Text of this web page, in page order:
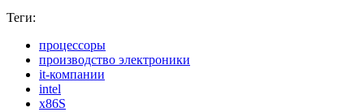
Теги:
процессоры
производство электроники
it-компании
intel
x86S